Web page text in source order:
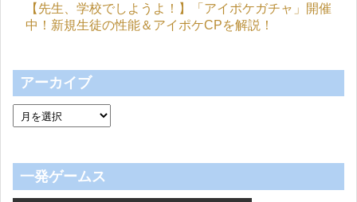
【先生、学校でしようよ！】「アイポケガチャ」開催
中！新規生徒の性能＆アイポケCPを解説！
アーカイブ
一発ゲームス